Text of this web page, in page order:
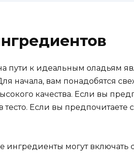
пути к идеальным оладьям
начала, вам понадобятся
качества. Если вы
тесто. Если вы
ингредиенты могут включать